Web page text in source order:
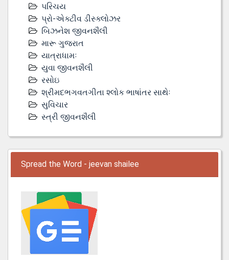
પરિચય
પ્રો-એક્ટીવ ડીસ્‍ક્લોઝર
બિઝનેશ જીવનશૈલી
મારૂ ગુજરાત
યાત્રાધામઃ
યુવા જીવનશૈલી
રસોઇ
શ્રીમદભગવતગીતા શ્લોક ભાષાંતર સાથેઃ
સુવિચાર
સ્ત્રી જીવનશૈલી
Spread the Word - jeevan shailee